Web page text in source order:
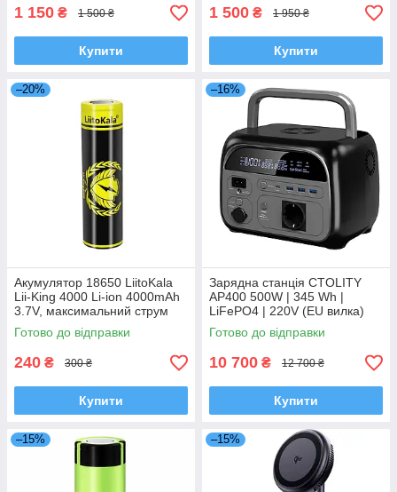
1 150 ₴ 1 500 ₴
Купити
1 500 ₴ 1 950 ₴
Купити
–20%
Акумулятор 18650 LiitoKala
Lii-King 4000 Li-ion 4000mAh
3.7V, максимальний струм
12A, перезаряджуваний
Готово до відправки
240 ₴ 300 ₴
Купити
–16%
Зарядна станція CTOLITY
AP400 500W | 345 Wh |
LiFePO4 | 220V (EU вилка)
Готово до відправки
10 700 ₴ 12 700 ₴
Купити
–15% –15%